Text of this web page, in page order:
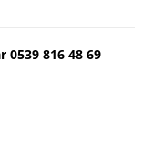
0539 816 48 69